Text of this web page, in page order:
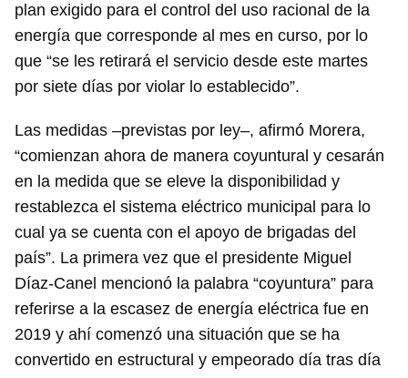
plan exigido para el control del uso racional de la
energía que corresponde al mes en curso, por lo
que “se les retirará el servicio desde este martes
por siete días por violar lo establecido”.
Las medidas –previstas por ley–, afirmó Morera,
“comienzan ahora de manera coyuntural y cesarán
en la medida que se eleve la disponibilidad y
restablezca el sistema eléctrico municipal para lo
cual ya se cuenta con el apoyo de brigadas del
país”. La primera vez que el presidente Miguel
Díaz-Canel mencionó la palabra “coyuntura” para
referirse a la escasez de energía eléctrica fue en
2019 y ahí comenzó una situación que se ha
convertido en estructural y empeorado día tras día